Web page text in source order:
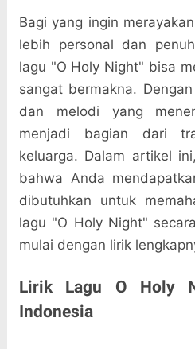
Bagi yang ingin
lebih personal dan
lagu "O Holy Night" bisa
sangat bermakna.
dan melodi yang
menjadi bagian dari
keluarga. Dalam artikel
bahwa Anda
dibutuhkan untuk
lagu "O Holy Night"
mulai dengan lirik
Lirik Lagu O Holy
Indonesia